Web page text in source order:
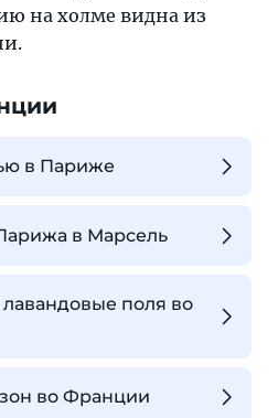
на холме видна из
в Париже
в Марсель
лавандовые поля во
во Франции